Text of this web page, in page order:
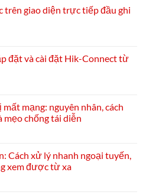
trên giao diện trực tiếp đầu ghi
đặt và cài đặt Hik-Connect từ
mạng: nguyên nhân, cách
mẹo chống tái diễn
Cách xử lý nhanh ngoại tuyến,
xem được từ xa